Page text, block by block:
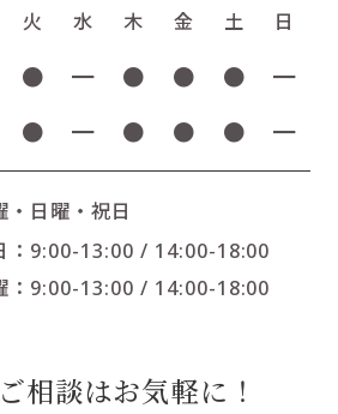
火 水 木 金 土 日
● ━ ● ● ● ━
● ━ ● ● ● ━
・日曜・祝日
：9:00-13:00 / 14:00-18:00
：9:00-13:00 / 14:00-18:00
相談はお気軽に！